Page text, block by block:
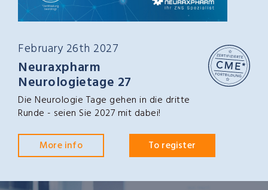
February 26th 2027
Neuraxpharm
Neurologietage 27
Die Neurologie Tage gehen in die dritte
Runde - seien Sie 2027 mit dabei!
More info To register